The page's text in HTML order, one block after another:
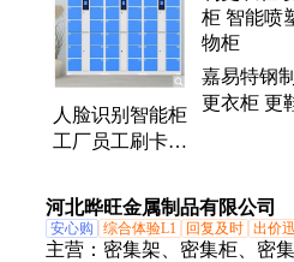
人脸识别智能柜
工厂员工刷卡手
泳馆寄存柜
嘉易特钢
更衣柜 更
河北晔旺金属制品有限公司
安心购 综合体验L1 回复及时 出价
主营： 密集架、密集柜、密